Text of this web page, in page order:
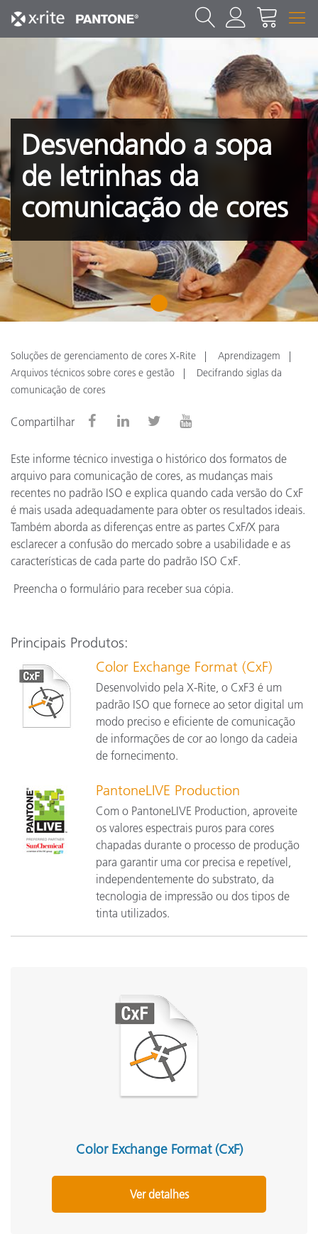
Desvendando a sopa
de letrinhas da
comunicação de cores
1
Soluções de gerenciamento de cores X-Rite
Aprendizagem
Arquivos técnicos sobre cores e gestão
Decifrando siglas da
comunicação de cores
Compartilhar
Este informe técnico investiga o histórico dos formatos de
arquivo para comunicação de cores, as mudanças mais
recentes no padrão ISO e explica quando cada versão do CxF
é mais usada adequadamente para obter os resultados ideais.
Também aborda as diferenças entre as partes CxF/X para
esclarecer a confusão do mercado sobre a usabilidade e as
características de cada parte do padrão ISO CxF.
Preencha o formulário para receber sua cópia.
Principais Produtos:
Color Exchange Format (CxF)
Desenvolvido pela X-Rite, o CxF3 é um
padrão ISO que fornece ao setor digital um
modo preciso e eficiente de comunicação
de informações de cor ao longo da cadeia
de fornecimento.
PantoneLIVE Production
Com o PantoneLIVE Production, aproveite
os valores espectrais puros para cores
chapadas durante o processo de produção
para garantir uma cor precisa e repetível,
independentemente do substrato, da
tecnologia de impressão ou dos tipos de
tinta utilizados.
Color Exchange Format (CxF)
Ver detalhes